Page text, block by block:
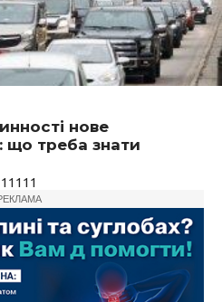
нове
треба знати
11111